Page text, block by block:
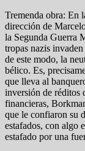
Tremenda obra: En
dirección de
la Segunda Guerra
tropas nazis
de este modo, la
bélico. Es,
que lleva al
inversión de réditos
financieras,
que le confiaron su
estafados, con algo
estafado por una